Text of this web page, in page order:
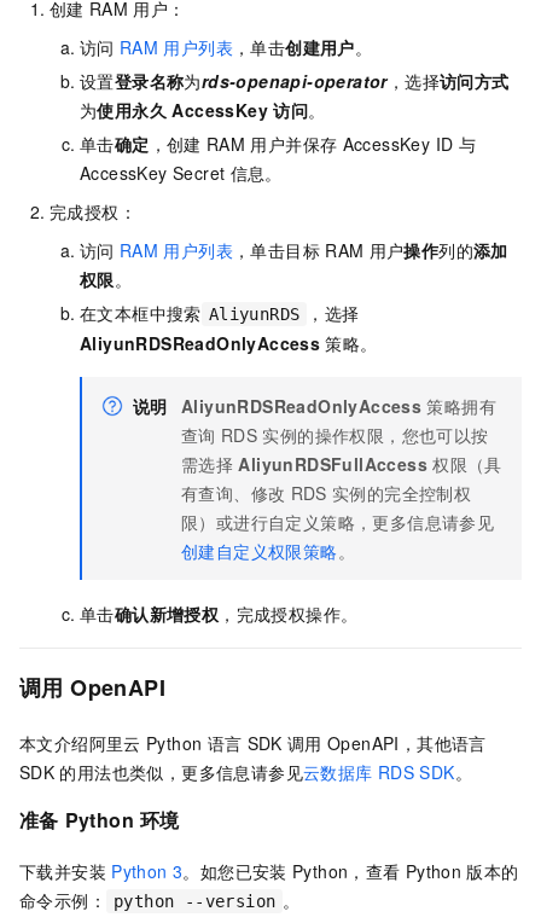
创建 RAM 用户：
访问 RAM 用户列表 ，单击创建用户。
设置登录名称为rds-openapi-operator，选择访问方式
为使用永久 AccessKey 访问。
单击确定 ，创建 RAM 用户并保存 AccessKey ID 与
AccessKey Secret 信息。
完成授权：
访问 RAM 用户列表 ，单击目标 RAM 用户操作列的添加
权限。
在文本框中搜索 AliyunRDS
，选择
AliyunRDSReadOnlyAccess 策略。
说明 AliyunRDSReadOnlyAccess 策略拥有
查询 RDS 实例的操作权限，您也可以按
需选择 AliyunRDSFullAccess 权限（具
有查询、修改 RDS 实例的完全控制权
限）或进行自定义策略，更多信息请参见
创建自定义权限策略。
单击确认新增授权 ，完成授权操作。
调用 OpenAPI
本文介绍阿里云 Python 语言 SDK 调用 OpenAPI，其他语言
SDK 的用法也类似，更多信息请参见云数据库 RDS SDK。
准备 Python 环境
下载并安装 Python 3。如您已安装 Python，查看 Python 版本的
命令示例：
python --version 。